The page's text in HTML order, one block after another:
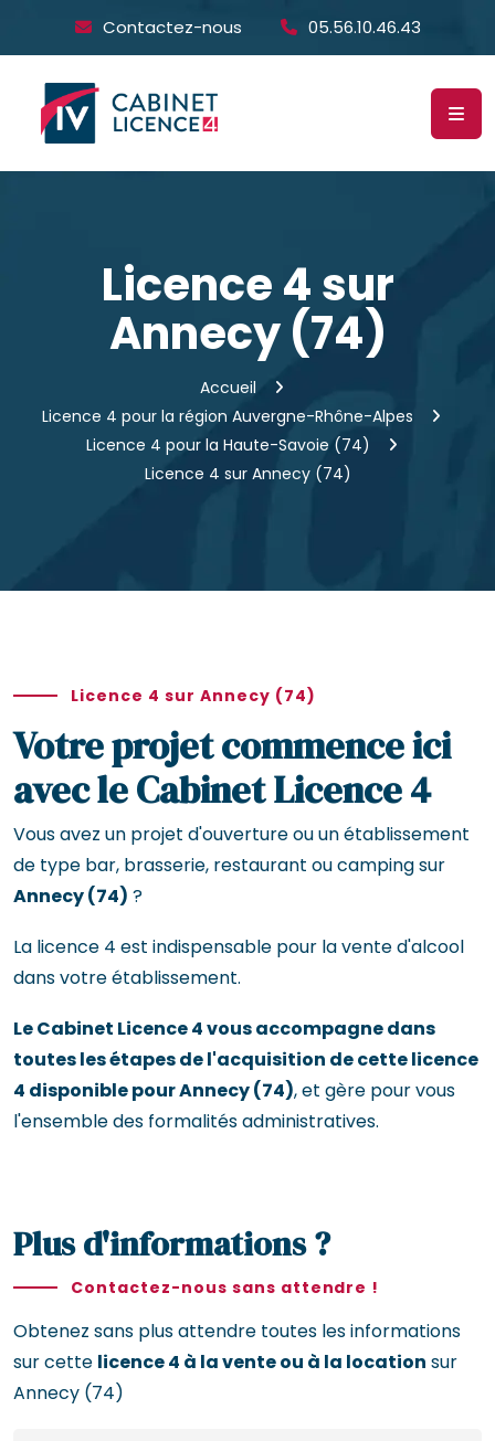
Contactez-nous 05.56.10.46.43
Licence 4 sur
Annecy (74)
Accueil
Licence 4 pour la région Auvergne-Rhône-Alpes
Licence 4 pour la Haute-Savoie (74)
Licence 4 sur Annecy (74)
Licence 4 sur Annecy (74)
Votre projet commence ici
avec le Cabinet Licence 4
Vous avez un projet d'ouverture ou un établissement
de type bar, brasserie, restaurant ou camping sur
Annecy (74) ?
La licence 4 est indispensable pour la vente d'alcool
dans votre établissement.
Le Cabinet Licence 4 vous accompagne dans
toutes les étapes de l'acquisition de cette licence
4 disponible pour Annecy (74), et gère pour vous
l'ensemble des formalités administratives.
Plus d'informations ?
Contactez-nous sans attendre !
Obtenez sans plus attendre toutes les informations
sur cette licence 4 à la vente ou à la location sur
Annecy (74)